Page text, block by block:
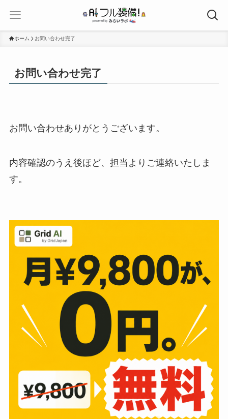
ホーム お問い合わせ完了
お問い合わせ完了
お問い合わせありがとうございます。
内容確認のうえ後ほど、担当よりご連絡いたしま
す。